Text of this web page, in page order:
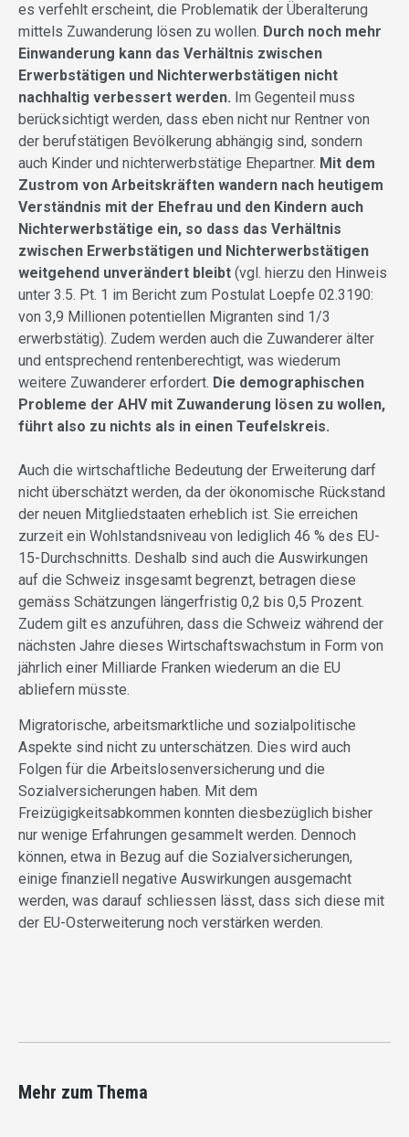
es verfehlt erscheint, die Problematik der Überalterung
mittels Zuwanderung lösen zu wollen. Durch noch mehr
Einwanderung kann das Verhältnis zwischen
Erwerbstätigen und Nichterwerbstätigen nicht
nachhaltig verbessert werden. Im Gegenteil muss
berücksichtigt werden, dass eben nicht nur Rentner von
der berufstätigen Bevölkerung abhängig sind, sondern
auch Kinder und nichterwerbstätige Ehepartner. Mit dem
Zustrom von Arbeitskräften wandern nach heutigem
Verständnis mit der Ehefrau und den Kindern auch
Nichterwerbstätige ein, so dass das Verhältnis
zwischen Erwerbstätigen und Nichterwerbstätigen
weitgehend unverändert bleibt (vgl. hierzu den Hinweis
unter 3.5. Pt. 1 im Bericht zum Postulat Loepfe 02.3190:
von 3,9 Millionen potentiellen Migranten sind 1/3
erwerbstätig). Zudem werden auch die Zuwanderer älter
und entsprechend rentenberechtigt, was wiederum
weitere Zuwanderer erfordert. Die demographischen
Probleme der AHV mit Zuwanderung lösen zu wollen,
führt also zu nichts als in einen Teufelskreis.
Auch die wirtschaftliche Bedeutung der Erweiterung darf
nicht überschätzt werden, da der ökonomische Rückstand
der neuen Mitgliedstaaten erheblich ist. Sie erreichen
zurzeit ein Wohlstandsniveau von lediglich 46 % des EU-
15-Durchschnitts. Deshalb sind auch die Auswirkungen
auf die Schweiz insgesamt begrenzt, betragen diese
gemäss Schätzungen längerfristig 0,2 bis 0,5 Prozent.
Zudem gilt es anzuführen, dass die Schweiz während der
nächsten Jahre dieses Wirtschaftswachstum in Form von
jährlich einer Milliarde Franken wiederum an die EU
abliefern müsste.
Migratorische, arbeitsmarktliche und sozialpolitische
Aspekte sind nicht zu unterschätzen. Dies wird auch
Folgen für die Arbeitslosenversicherung und die
Sozialversicherungen haben. Mit dem
Freizügigkeitsabkommen konnten diesbezüglich bisher
nur wenige Erfahrungen gesammelt werden. Dennoch
können, etwa in Bezug auf die Sozialversicherungen,
einige finanziell negative Auswirkungen ausgemacht
werden, was darauf schliessen lässt, dass sich diese mit
der EU-Osterweiterung noch verstärken werden.
Mehr zum Thema